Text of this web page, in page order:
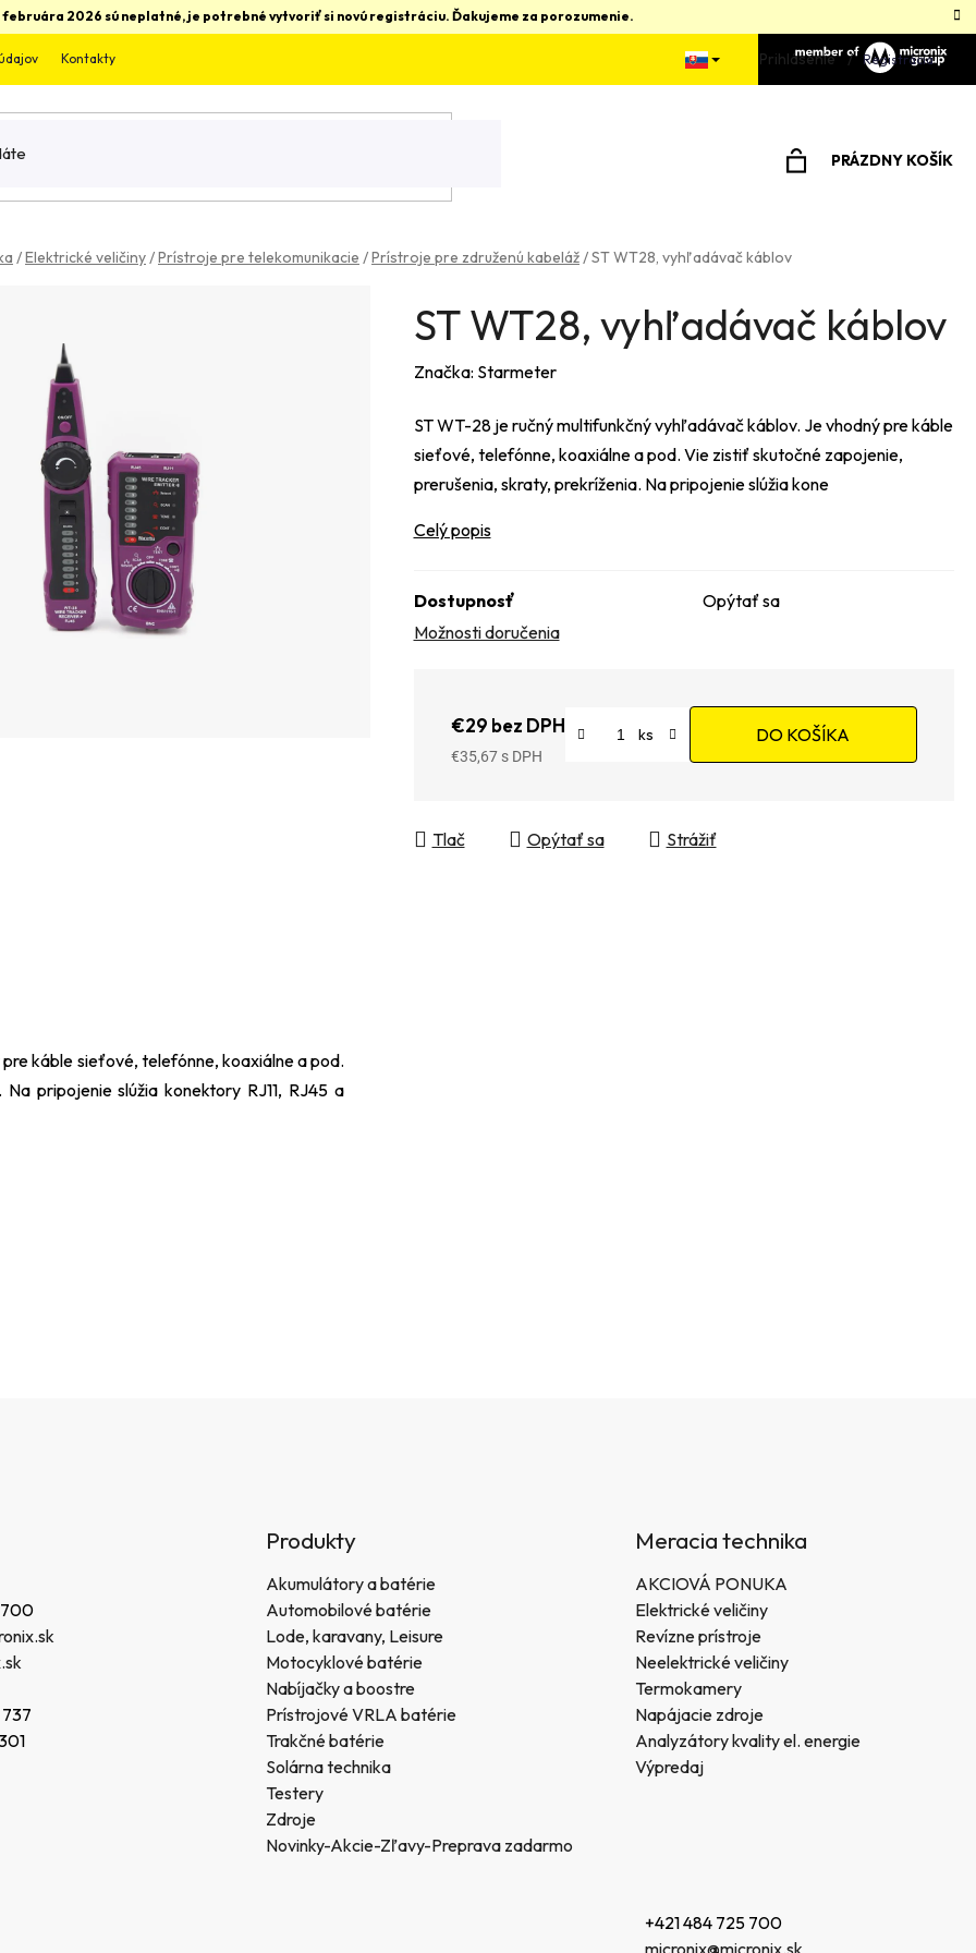
2026 sú neplatné, je potrebné vytvoriť si novú registráciu. Ďakujeme za porozumenie.
Kontakty Prihlásenie Registrácia
PRÁZDNY KOŠÍK
/Elektrické veličiny/Prístroje pre telekomunikacie /Prístroje pre združenú kabeláž/ST WT28, vyhľadávač káblov
ST WT28, vyhľadávač káblov
Značka: Starmeter
ST WT-28 je ručný multifunkčný vyhľadávač káblov. Je vhodný pre káble
sieťové, telefónne, koaxiálne a pod. Vie zistiť skutočné zapojenie,
prerušenia, skraty, prekríženia. Na pripojenie slúžia kone
Celý popis
Dostupnosť
Opýtať sa
Možnosti doručenia
€29 bez DPH
€35,67
DO KOŠÍKA
Tlač Opýtať sa Strážiť
káble sieťové, telefónne, koaxiálne a pod.
pripojenie slúžia konektory RJ11, RJ45 a
700
Produkty
Akumulátory a batérie
Automobilové batérie
Lode, karavany, Leisure
Motocyklové batérie
Nabíjačky a boostre
Prístrojové VRLA batérie
Trakčné batérie
Solárna technika
Testery
Zdroje
Novinky-Akcie-Zľavy-Preprava zadarmo
Meracia technika
AKCIOVÁ PONUKA
Elektrické veličiny
Revízne prístroje
Neelektrické veličiny
Termokamery
Napájacie zdroje
Analyzátory kvality el. energie
Výpredaj
+421 484 725 700
micronix@micronix.sk